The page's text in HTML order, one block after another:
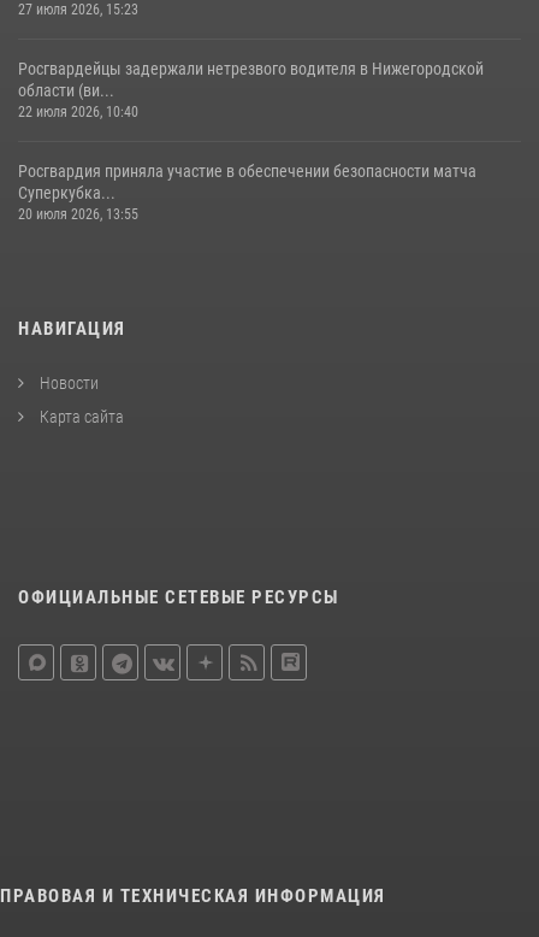
27 июля 2026, 15:23
Росгвардейцы задержали нетрезвого водителя в Нижегородской
области (ви...
22 июля 2026, 10:40
Росгвардия приняла участие в обеспечении безопасности матча
Суперкубка...
20 июля 2026, 13:55
НАВИГАЦИЯ
Новости
Карта сайта
ОФИЦИАЛЬНЫЕ СЕТЕВЫЕ РЕСУРСЫ
ПРАВОВАЯ И ТЕХНИЧЕСКАЯ ИНФОРМАЦИЯ